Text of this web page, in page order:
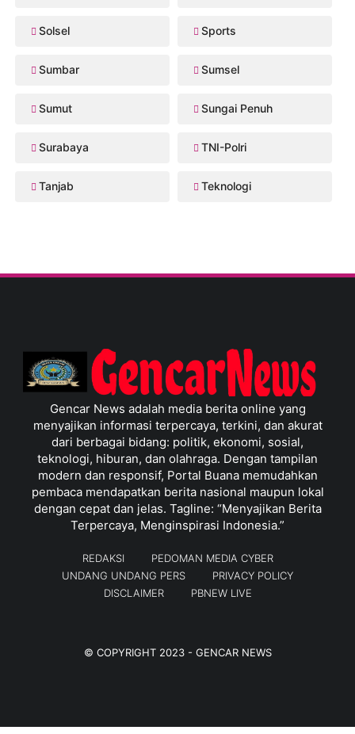
Solsel Sports
Sumbar Sumsel
Sumut Sungai Penuh
Surabaya TNI-Polri
Tanjab Teknologi
Gencar News adalah media berita online yang
menyajikan informasi terpercaya, terkini, dan akurat
dari berbagai bidang: politik, ekonomi, sosial,
teknologi, hiburan, dan olahraga. Dengan tampilan
modern dan responsif, Portal Buana memudahkan
pembaca mendapatkan berita nasional maupun lokal
dengan cepat dan jelas. Tagline: “Menyajikan Berita
Terpercaya, Menginspirasi Indonesia.”
REDAKSI
PEDOMAN MEDIA CYBER
UNDANG UNDANG PERS
PRIVACY POLICY
DISCLAIMER
PBNEW LIVE
© COPYRIGHT 2023 - GENCAR NEWS